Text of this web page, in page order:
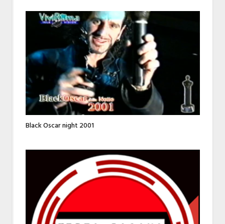
Black Oscar night 2001